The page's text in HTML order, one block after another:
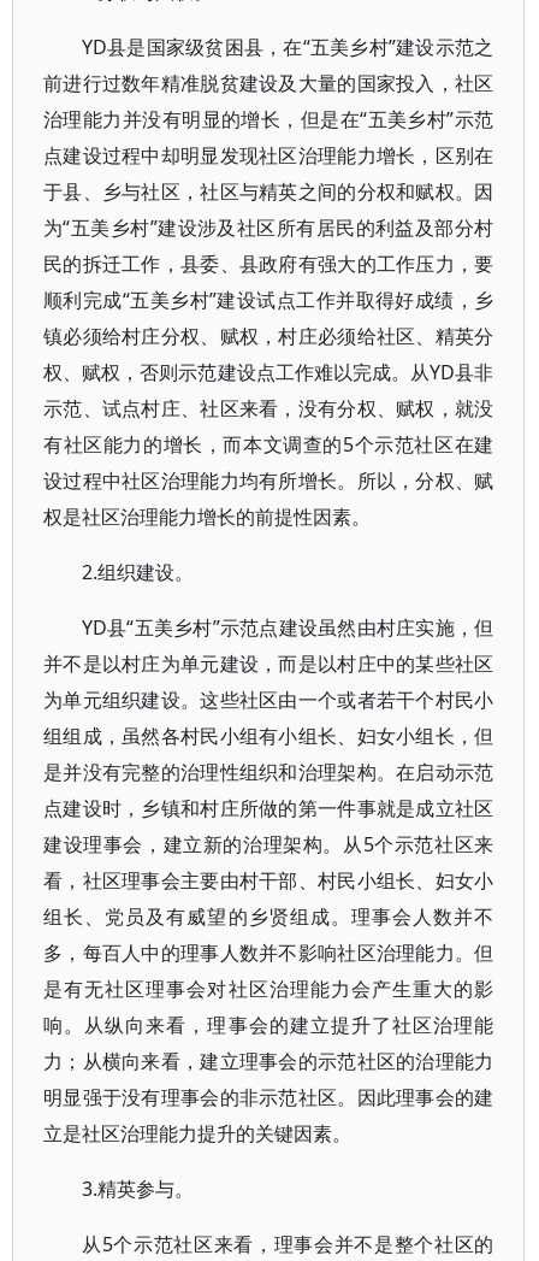
YD县是国家级贫困县，在“五美乡村”建设示范之
前进行过数年精准脱贫建设及大量的国家投入，社区
治理能力并没有明显的增长，但是在“五美乡村”示范
点建设过程中却明显发现社区治理能力增长，区别在
于县、乡与社区，社区与精英之间的分权和赋权。因
为“五美乡村”建设涉及社区所有居民的利益及部分村
民的拆迁工作，县委、县政府有强大的工作压力，要
顺利完成“五美乡村”建设试点工作并取得好成绩，乡
镇必须给村庄分权、赋权，村庄必须给社区、精英分
权、赋权，否则示范建设点工作难以完成。从YD县非
示范、试点村庄、社区来看，没有分权、赋权，就没
有社区能力的增长，而本文调查的5个示范社区在建
设过程中社区治理能力均有所增长。所以，分权、赋
权是社区治理能力增长的前提性因素。
2.组织建设。
YD县“五美乡村”示范点建设虽然由村庄实施，但
并不是以村庄为单元建设，而是以村庄中的某些社区
为单元组织建设。这些社区由一个或者若干个村民小
组组成，虽然各村民小组有小组长、妇女小组长，但
是并没有完整的治理性组织和治理架构。在启动示范
点建设时，乡镇和村庄所做的第一件事就是成立社区
建设理事会，建立新的治理架构。从5个示范社区来
看，社区理事会主要由村干部、村民小组长、妇女小
组长、党员及有威望的乡贤组成。理事会人数并不
多，每百人中的理事人数并不影响社区治理能力。但
是有无社区理事会对社区治理能力会产生重大的影
响。从纵向来看，理事会的建立提升了社区治理能
力；从横向来看，建立理事会的示范社区的治理能力
明显强于没有理事会的非示范社区。因此理事会的建
立是社区治理能力提升的关键因素。
3.精英参与。
从5个示范社区来看，理事会并不是整个社区的